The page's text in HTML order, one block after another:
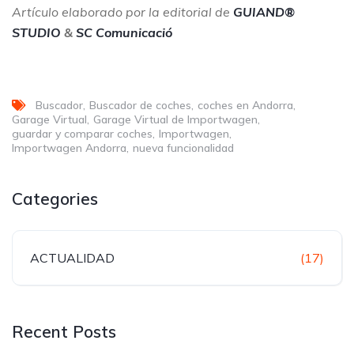
Artículo elaborado por la editorial de GUIAND®
STUDIO & SC Comunicació
Buscador Buscador de coches coches en Andorra
Garage Virtual Garage Virtual de Importwagen
guardar y comparar coches Importwagen
Importwagen Andorra nueva funcionalidad
Categories
ACTUALIDAD (17)
Recent Posts